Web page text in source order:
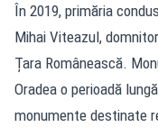
În 2019, primăria
Mihai Viteazul,
Țara Românească.
Oradea o perioadă
monumente destinate